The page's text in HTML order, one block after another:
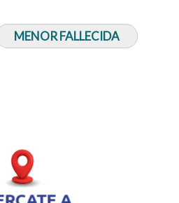
MENOR FALLECIDA